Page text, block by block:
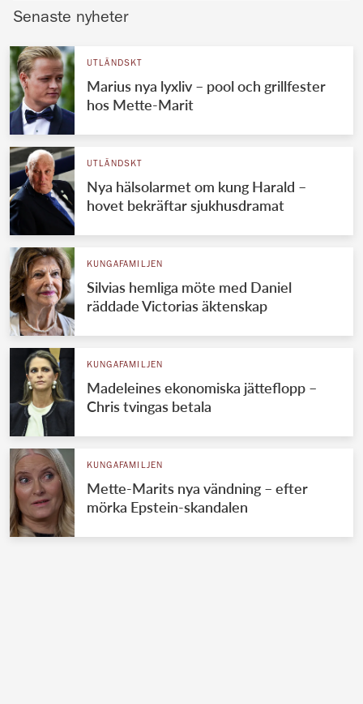
Senaste nyheter
UTLÄNDSKT
Marius nya lyxliv – pool och grillfester
hos Mette-Marit
UTLÄNDSKT
Nya hälsolarmet om kung Harald –
hovet bekräftar sjukhusdramat
KUNGAFAMILJEN
Silvias hemliga möte med Daniel
räddade Victorias äktenskap
KUNGAFAMILJEN
Madeleines ekonomiska jätteflopp –
Chris tvingas betala
KUNGAFAMILJEN
Mette-Marits nya vändning – efter
mörka Epstein-skandalen